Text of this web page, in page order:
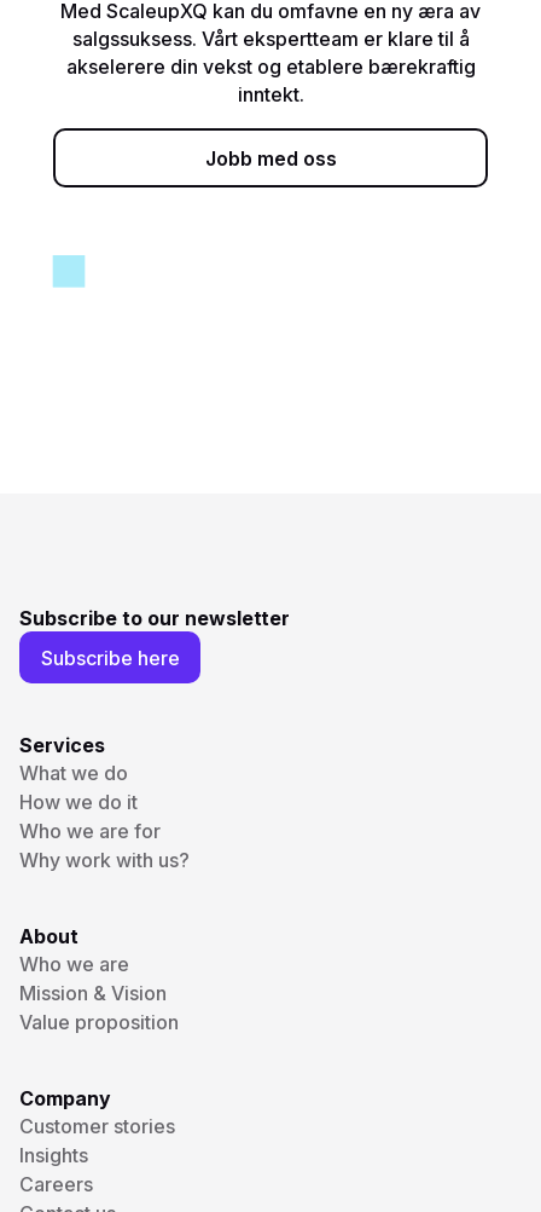
Med ScaleupXQ kan du omfavne en ny æra av
salgssuksess. Vårt ekspertteam er klare til å
akselerere din vekst og etablere bærekraftig
inntekt.
Jobb med oss
Subscribe to our newsletter
Subscribe here
Services
What we do
How we do it
Who we are for
Why work with us?
About
Who we are
Mission & Vision
Value proposition
Company
Customer stories
Insights
Careers